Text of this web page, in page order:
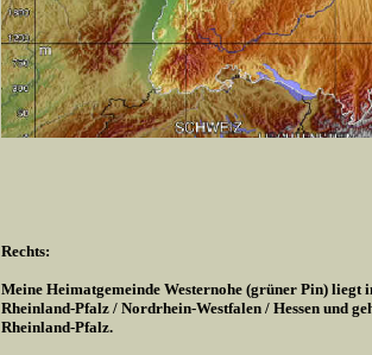
Rechts:
Meine Heimatgemeinde Westernohe (grüner Pin) liegt
Rheinland-Pfalz / Nordrhein-Westfalen / Hessen und
Rheinland-Pfalz.